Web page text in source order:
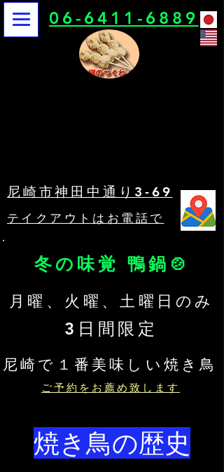
06-6411-6889
鳥栄
鳥栄
尼崎市神田中通り3-69
​テイクアウトはお電話で
冬の味覚 鴨鍋🍲
​月曜、火曜、土曜日のみ
3日間限定
​尼崎で１番美味しい焼き鳥
ご予約をお薦め致します
焼き鳥の歴史